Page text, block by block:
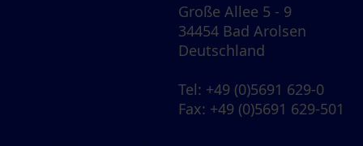
Große Allee 5 - 9
34454 Bad Arolsen
Deutschland
Tel: +49 (0)5691 629-0
Fax: +49 (0)5691 629-501